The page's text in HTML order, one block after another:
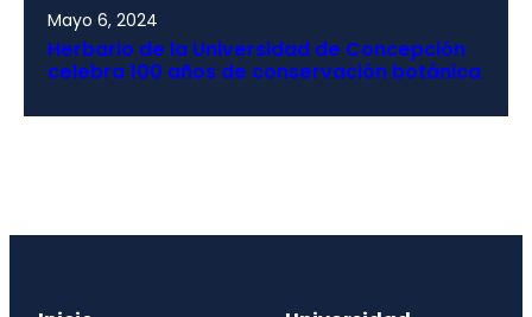
Mayo 6, 2024
Herbario de la Universidad de Concepción
celebra 100 años de conservación botánica